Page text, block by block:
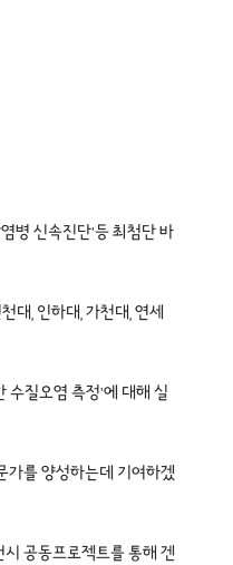
병 신속진단’등 최첨단 바
대, 인하대, 가천대, 연세
수질오염 측정’에 대해 실
가를 양성하는데 기여하겠
공동프로젝트를 통해 겐